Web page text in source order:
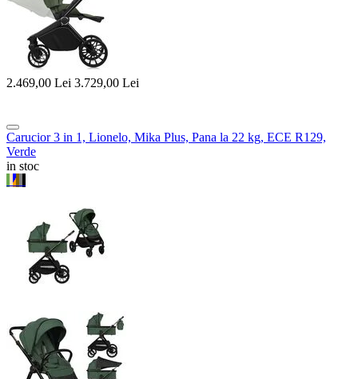
2.469,00 Lei 3.729,00 Lei
Carucior 3 in 1, Lionelo, Mika Plus, Pana la 22 kg, ECE R129,
Verde
in stoc